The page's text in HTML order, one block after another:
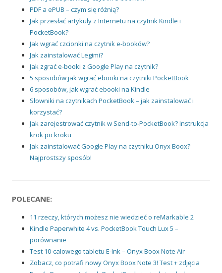
PDF a ePUB – czym się różnią?
Jak przesłać artykuły z Internetu na czytnik Kindle i
PocketBook?
Jak wgrać czcionki na czytnik e-booków?
Jak zainstalować Legimi?
Jak zgrać e-booki z Google Play na czytnik?
5 sposobów jak wgrać ebooki na czytniki PocketBook
6 sposobów, jak wgrać ebooki na Kindle
Słowniki na czytnikach PocketBook – jak zainstalować i
korzystać?
Jak zarejestrować czytnik w Send-to-PocketBook? Instrukcja
krok po kroku
Jak zainstalować Google Play na czytniku Onyx Boox?
Najprostszy sposób!
POLECANE:
11 rzeczy, których możesz nie wiedzieć o reMarkable 2
Kindle Paperwhite 4 vs. PocketBook Touch Lux 5 –
porównanie
Test 10-calowego tabletu E-Ink – Onyx Boox Note Air
Zobacz, co potrafi nowy Onyx Boox Note 3! Test + zdjęcia